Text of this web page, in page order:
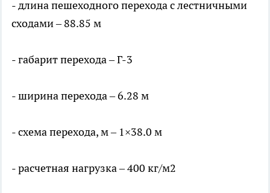
- длина пешеходного перехода с лестничными
сходами – 88.85 м
- габарит перехода – Г-3
- ширина перехода – 6.28 м
- схема перехода, м – 1×38.0 м
- расчетная нагрузка – 400 кг/м2